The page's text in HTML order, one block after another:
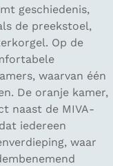
geschiedenis,
de preekstoel,
Op de
waarvan één
De oranje kamer,
naast de MIVA-
iedereen
waar